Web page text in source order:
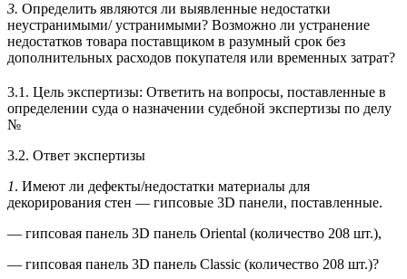
3. Определить являются ли выявленные недостатки
неустранимыми/ устранимыми? Возможно ли устранение
недостатков товара поставщиком в разумный срок без
дополнительных расходов покупателя или временных затрат?
3.1. Цель экспертизы: Ответить на вопросы, поставленные в
определении суда о назначении судебной экспертизы по делу
№
3.2. Ответ экспертизы
1. Имеют ли дефекты/недостатки материалы для
декорирования стен — гипсовые 3D панели, поставленные.
— гипсовая панель 3D панель Oriental (количество 208 шт.),
— гипсовая панель 3D панель Classic (количество 208 шт.)?